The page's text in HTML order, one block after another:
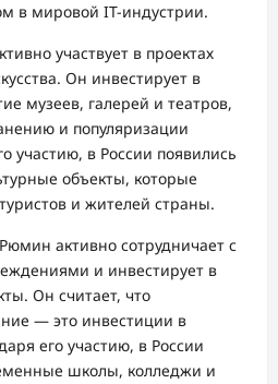
в мировой IT-индустрии.
участвует в проектах
Он инвестирует в
музеев, галерей и театров,
и популяризации
участию, в России появились
объекты, которые
и жителей страны.
активно сотрудничает с
и инвестирует в
Он считает, что
— это инвестиции в
его участию, в России
школы, колледжи и